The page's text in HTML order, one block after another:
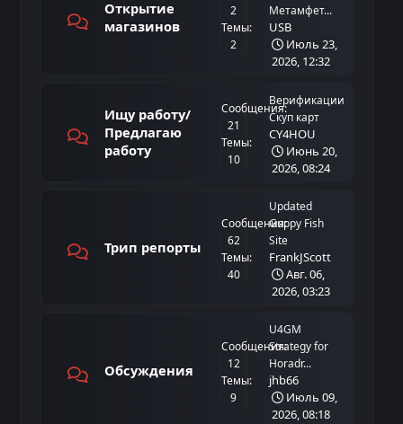
Открытие
магазинов
2
Темы:
2
Метамфет...
USB
Июль 23,
2026, 12:32
Ищу работу/
Предлагаю
работу
Сообщения:
21
Темы:
10
Верификации
Скуп карт
CY4HOU
Июнь 20,
2026, 08:24
Трип репорты
Сообщения:
62
Темы:
40
Updated
Guppy Fish
Site
FrankJScott
Авг. 06,
2026, 03:23
Обсуждения
Сообщения:
12
Темы:
9
U4GM
Strategy for
Horadr...
jhb66
Июль 09,
2026, 08:18